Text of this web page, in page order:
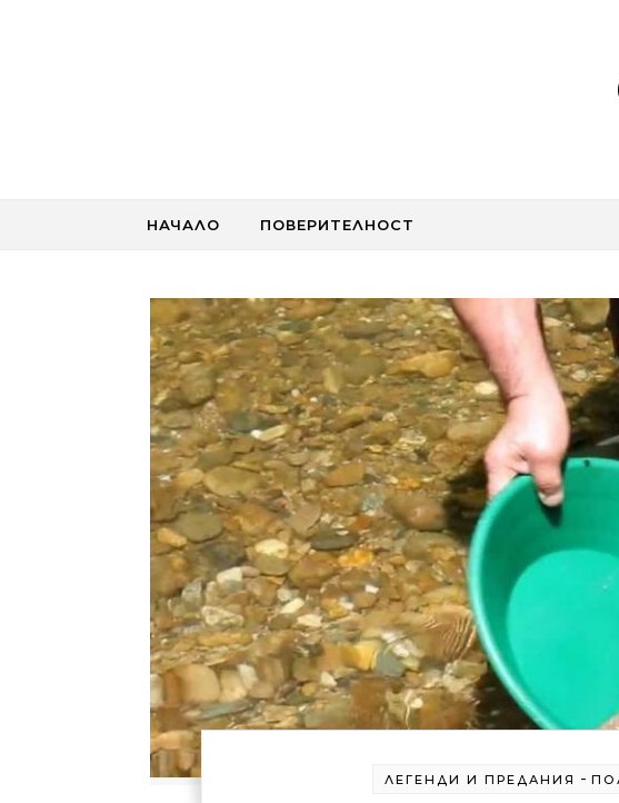
НАЧАЛО ПОВЕРИТЕЛНОСТ
ЛЕГЕНДИ И ПРЕДАНИЯ -